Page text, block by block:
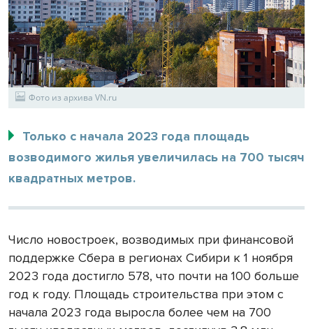
Фото из архива VN.ru
Только с начала 2023 года площадь
возводимого жилья увеличилась на 700 тысяч
квадратных метров.
Число новостроек, возводимых при финансовой
поддержке Сбера в регионах Сибири к 1 ноября
2023 года достигло 578, что почти на 100 больше
год к году. Площадь строительства при этом с
начала 2023 года выросла более чем на 700